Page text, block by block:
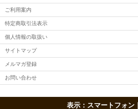
ご利用案内
特定商取引法表示
個人情報の取扱い
サイトマップ
メルマガ登録
お問い合わせ
表示：スマートフォン｜